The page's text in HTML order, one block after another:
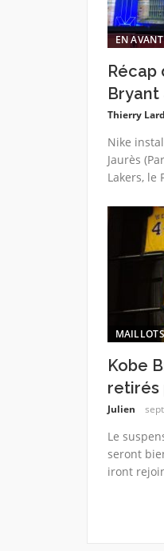
EN AVANT
Bryant
Thierry
Nike
Jaurès
Lakers, le
MAILLOTS
Kobe
retirés
Julien
Le
seront
iront